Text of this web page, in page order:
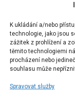
K ukládání a/nebo
technologie, jako jsou
zážitek z prohlížení a
těmito technologiemi
procházení nebo
souhlasu může
Spravovat služby